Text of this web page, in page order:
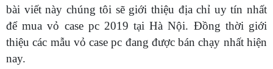
bài viết này chúng tôi sẽ giới thiệu địa chỉ uy tín nhất
để mua vỏ case pc 2019 tại Hà Nội. Đồng thời giới
thiệu các mẫu vỏ case pc đang được bán chạy nhất hiện
nay.